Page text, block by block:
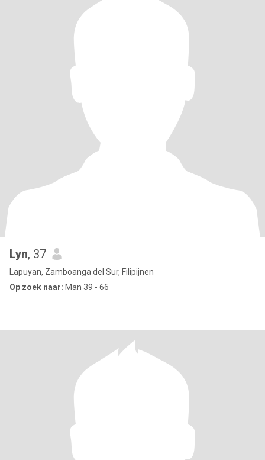
Lyn, 37
Lapuyan, Zamboanga del Sur, Filipijnen
Op zoek naar: Man 39 - 66